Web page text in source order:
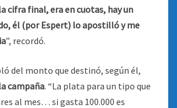
cifra final, era en cuotas, hay un
él (por Espert) lo apostilló y me
”, recordó.
del monto que destinó, según él,
campaña. “La plata para un tipo que
al mes… si gasta 100.000 es